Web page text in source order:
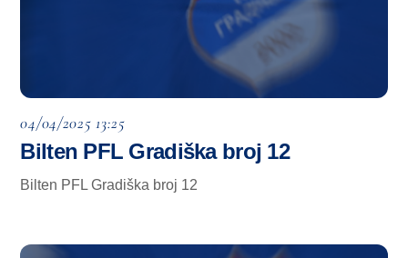
04/04/2025 13:25
Bilten PFL Gradiška broj 12
Bilten PFL Gradiška broj 12